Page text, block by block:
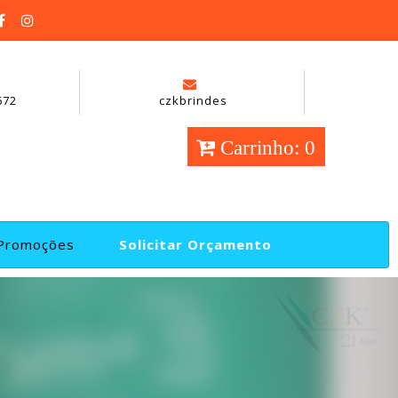
czkbrindes
Carrinho: 0
Solicitar Orçamento